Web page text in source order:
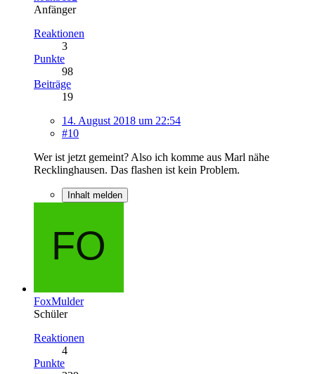
Anfänger
Reaktionen
3
Punkte
98
Beiträge
19
14. August 2018 um 22:54
#10
Wer ist jetzt gemeint? Also ich komme aus Marl nähe
Recklinghausen. Das flashen ist kein Problem.
Inhalt melden
FoxMulder
Schüler
Reaktionen
4
Punkte